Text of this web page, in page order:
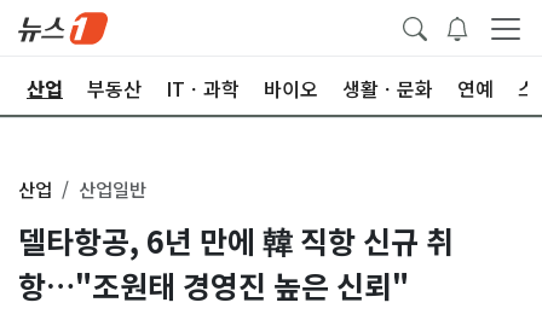
산업 부동산 ITㆍ과학 바이오 생활ㆍ문화 연예 스
산업 산업일반
델타항공, 6년 만에 韓 직항 신규 취
항…"조원태 경영진 높은 신뢰"